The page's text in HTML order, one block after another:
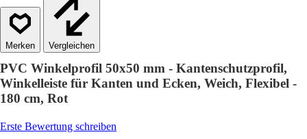
Vergleichen
PVC Winkelprofil 50x50 mm - Kantenschutzprofil,
Winkelleiste für Kanten und Ecken, Weich, Flexibel -
180 cm, Rot
Erste Bewertung schreiben